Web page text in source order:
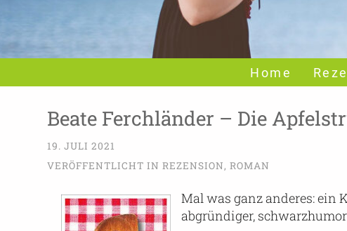
Home
Beate Ferchländer – Die
19. JULI 2021
VERÖFFENTLICHT IN REZENSION, ROMAN
Mal was ganz anderes: ein
abgründiger,